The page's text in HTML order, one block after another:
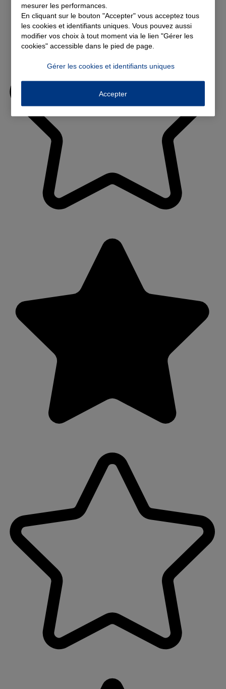
mesurer les performances.
En cliquant sur le bouton "Accepter" vous acceptez tous
les cookies et identifiants uniques. Vous pouvez aussi
modifier vos choix à tout moment via le lien "Gérer les
cookies" accessible dans le pied de page.
Gérer les cookies et identifiants uniques
Accepter